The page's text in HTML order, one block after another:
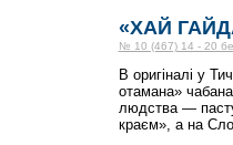
«ХАЙ
№ 10 (467) 14 - 20
В оригіналі у
отамана»
людства —
краєм», а на